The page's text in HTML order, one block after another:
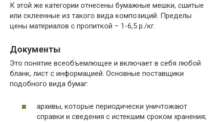
К этой же категории отнесены бумажные мешки, сшитые
или склеенные из такого вида композиций. Пределы
цены материалов с пропиткой – 1-6,5 р./кг.
Документы
Это понятие всеобъемлющее и включает в себя любой
бланк, лист с информацией. Основные поставщики
подобного вида бумаг:
архивы, которые периодически уничтожают
справки и сведения с истекшим сроком хранения;